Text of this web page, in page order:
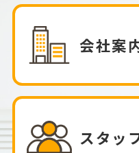
会社案
スタッ